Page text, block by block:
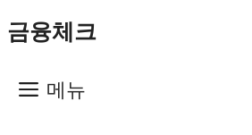
금융체크
메뉴